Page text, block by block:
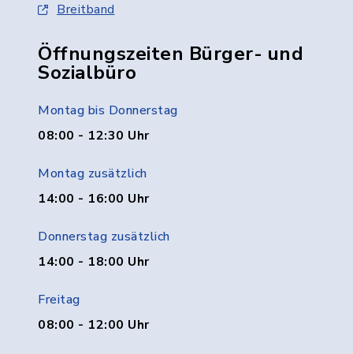
Breitband
Öffnungszeiten Bürger- und
Sozialbüro
Montag bis Donnerstag
08:00 - 12:30 Uhr
Montag zusätzlich
14:00 - 16:00 Uhr
Donnerstag zusätzlich
14:00 - 18:00 Uhr
Freitag
08:00 - 12:00 Uhr